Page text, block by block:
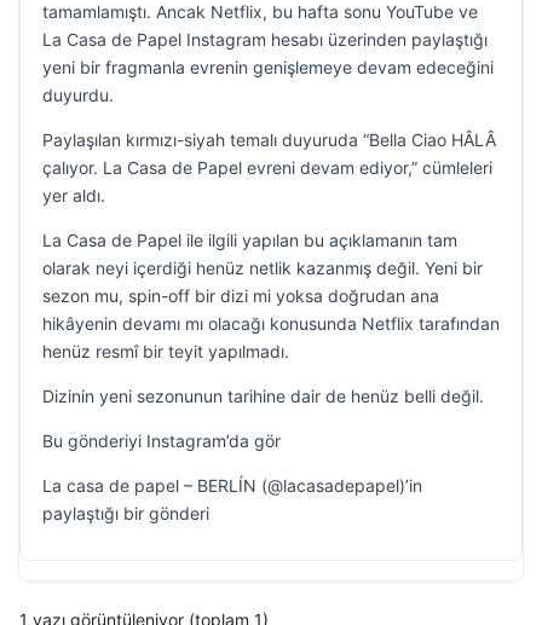
tamamlamıştı. Ancak Netflix, bu hafta sonu YouTube ve
La Casa de Papel Instagram hesabı üzerinden paylaştığı
yeni bir fragmanla evrenin genişlemeye devam edeceğini
duyurdu.
Paylaşılan kırmızı-siyah temalı duyuruda “Bella Ciao HÂLÂ
çalıyor. La Casa de Papel evreni devam ediyor,” cümleleri
yer aldı.
La Casa de Papel ile ilgili yapılan bu açıklamanın tam
olarak neyi içerdiği henüz netlik kazanmış değil. Yeni bir
sezon mu, spin-off bir dizi mi yoksa doğrudan ana
hikâyenin devamı mı olacağı konusunda Netflix tarafından
henüz resmî bir teyit yapılmadı.
Dizinin yeni sezonunun tarihine dair de henüz belli değil.
Bu gönderiyi Instagram’da gör
La casa de papel – BERLÍN (@lacasadepapel)’in
paylaştığı bir gönderi
1 yazı görüntüleniyor (toplam 1)